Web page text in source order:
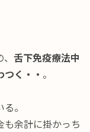
舌下免疫療法中
く・・ 。
。
余計に掛かっち